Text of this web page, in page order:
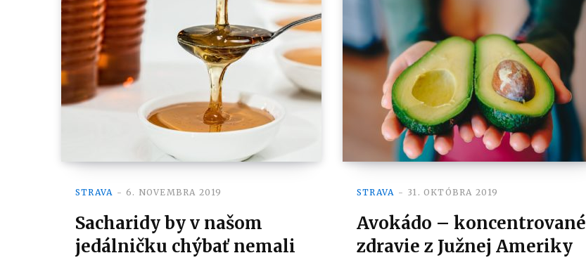
STRAVA 6. NOVEMBRA 2019
Sacharidy by v našom
jedálničku chýbať nemali
STRAVA 31. OKTÓBRA 2019
Avokádo – koncentrované
zdravie z Južnej Ameriky